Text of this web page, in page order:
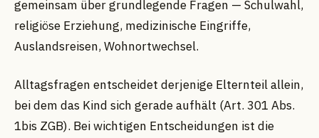
gemeinsam über grundlegende Fragen — Schulwahl,
religiöse Erziehung, medizinische Eingriffe,
Auslandsreisen, Wohnortwechsel.
Alltagsfragen entscheidet derjenige Elternteil allein,
bei dem das Kind sich gerade aufhält (Art. 301 Abs.
1bis ZGB). Bei wichtigen Entscheidungen ist die